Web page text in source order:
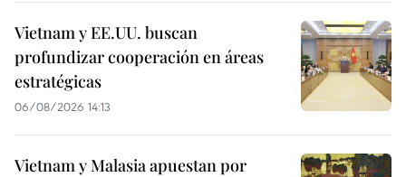
Vietnam y EE.UU. buscan
profundizar cooperación en áreas
estratégicas
06/08/2026 14:13
Vietnam y Malasia apuestan por